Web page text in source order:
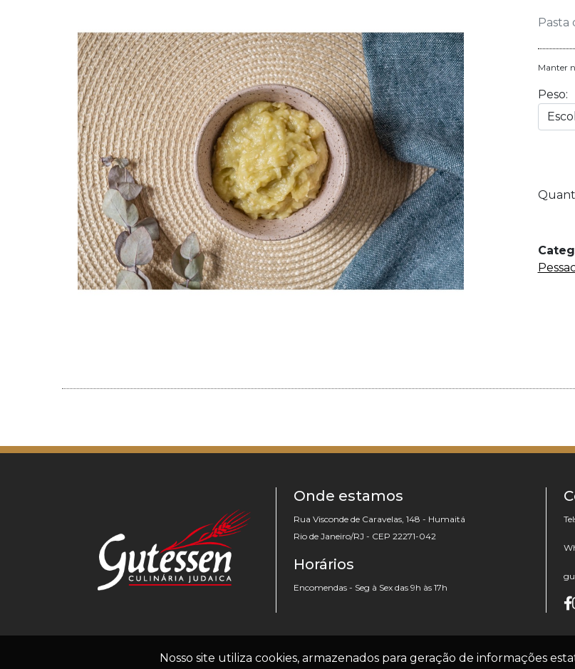
Nosso site utiliza cookies, armazenados para geração de informações
Pasta
Manter
Peso:
Onde estamos
Rua Visconde de Caravelas, 148 - Humaitá
Rio de Janeiro/RJ - CEP 22271-042
Horários
Encomendas - Seg à Sex das 9h às 17h
© Copyright 2012 - 2026 - Gutessen. Todos os